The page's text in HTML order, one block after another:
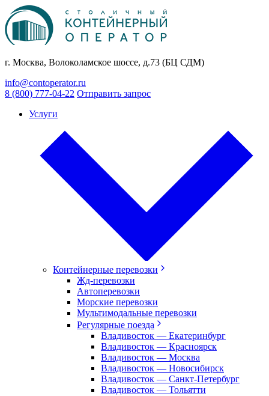
г. Москва, Волоколамское шоссе, д.73 (БЦ СДМ)
info@contoperator.ru
8 (800) 777-04-22 Отправить запрос
Услуги
Контейнерные перевозки
Жд-перевозки
Автоперевозки
Морские перевозки
Мультимодальные перевозки
Регулярные поезда
Владивосток — Екатеринбург
Владивосток — Красноярск
Владивосток — Москва
Владивосток — Новосибирск
Владивосток — Санкт-Петербург
Владивосток — Тольятти